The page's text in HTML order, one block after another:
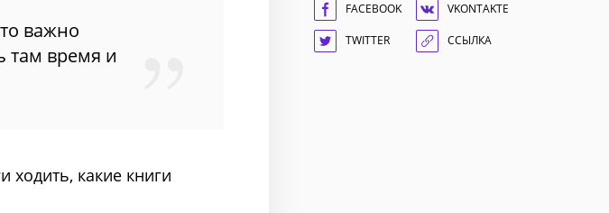
важно
там время и
ходить, какие книги
FACEBOOK VKONTAKTE
TWITTER ССЫЛКА